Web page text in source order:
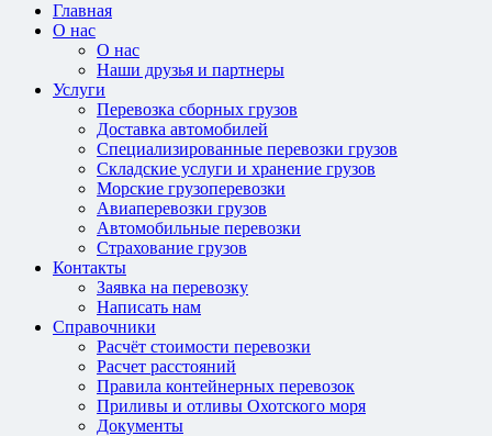
Главная
О нас
О нас
Наши друзья и партнеры
Услуги
Перевозка сборных грузов
Доставка автомобилей
Специализированные перевозки грузов
Складские услуги и хранение грузов
Морские грузоперевозки
Авиаперевозки грузов
Автомобильные перевозки
Страхование грузов
Контакты
Заявка на перевозку
Написать нам
Справочники
Расчёт стоимости перевозки
Расчет расстояний
Правила контейнерных перевозок
Приливы и отливы Охотского моря
Документы